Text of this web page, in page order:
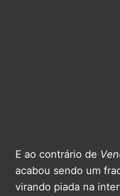
E ao contrário de
acabou sendo um
virando piada na